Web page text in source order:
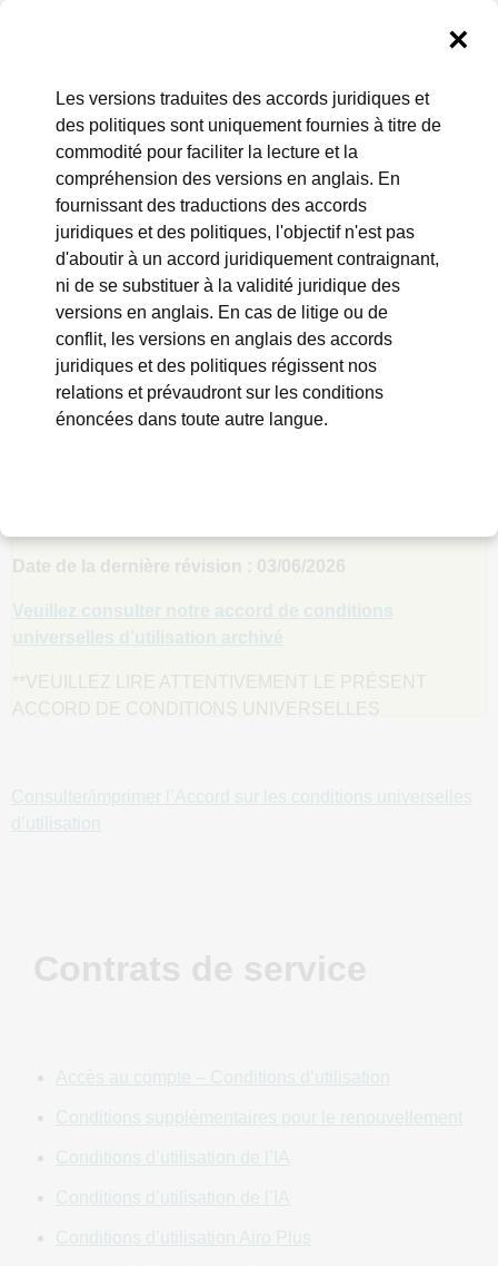
Les versions traduites des accords juridiques et
des politiques sont uniquement fournies à titre de
commodité pour faciliter la lecture et la
compréhension des versions en anglais. En
fournissant des traductions des accords
juridiques et des politiques, l'objectif n'est pas
d'aboutir à un accord juridiquement contraignant,
ni de se substituer à la validité juridique des
versions en anglais. En cas de litige ou de
conflit, les versions en anglais des accords
juridiques et des politiques régissent nos
relations et prévaudront sur les conditions
énoncées dans toute autre langue.
Accords juridiques et
politiques GoDaddy
Cette page contient des liens vers les politiques d'entreprise
actuelles, ainsi que les accords concernant les produits et
services disponibles par l’intermédiaire de GoDaddy. Pour
consulter n'importe lequel des documents présentés sur
cette page, cliquez sur la politique/l’accord.
Date de la dernière révision : 03/06/2026
Veuillez consulter notre accord de conditions
universelles d’utilisation archivé
OBLIGATIONS ET RECOURS LÉGAUX, Y COMPRIS,
MAIS SANS S'Y LIMITER, LES RENONCIATIONS AUX
CAS DE LITIGE.
1. PRÉSENTATION GÉNÉRALE
Le présent Accord de conditions universelles d'utilisation
(l’« Accord » ou « UTOS ») est conclu entre GoDaddy.com,
dessous, y compris, sans s'y limiter, GoDaddy Payments,
Consulter/imprimer l’Accord sur les conditions universelles
d’utilisation
‌‌Accès au compte – Conditions d’utilisation
Conditions supplémentaires pour le renouvellement
Conditions d’utilisation de l’IA
Conditions d’utilisation de l’IA
Conditions d’utilisation Airo Plus